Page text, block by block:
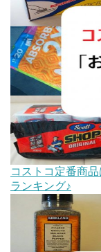
コストコ定番商
ランキング♪